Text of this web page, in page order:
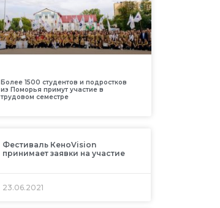
Более 1500 студентов и подростков
из Поморья примут участие в
трудовом семестре
Фестиваль КеноVision
принимает заявки на участие
23.06.2021